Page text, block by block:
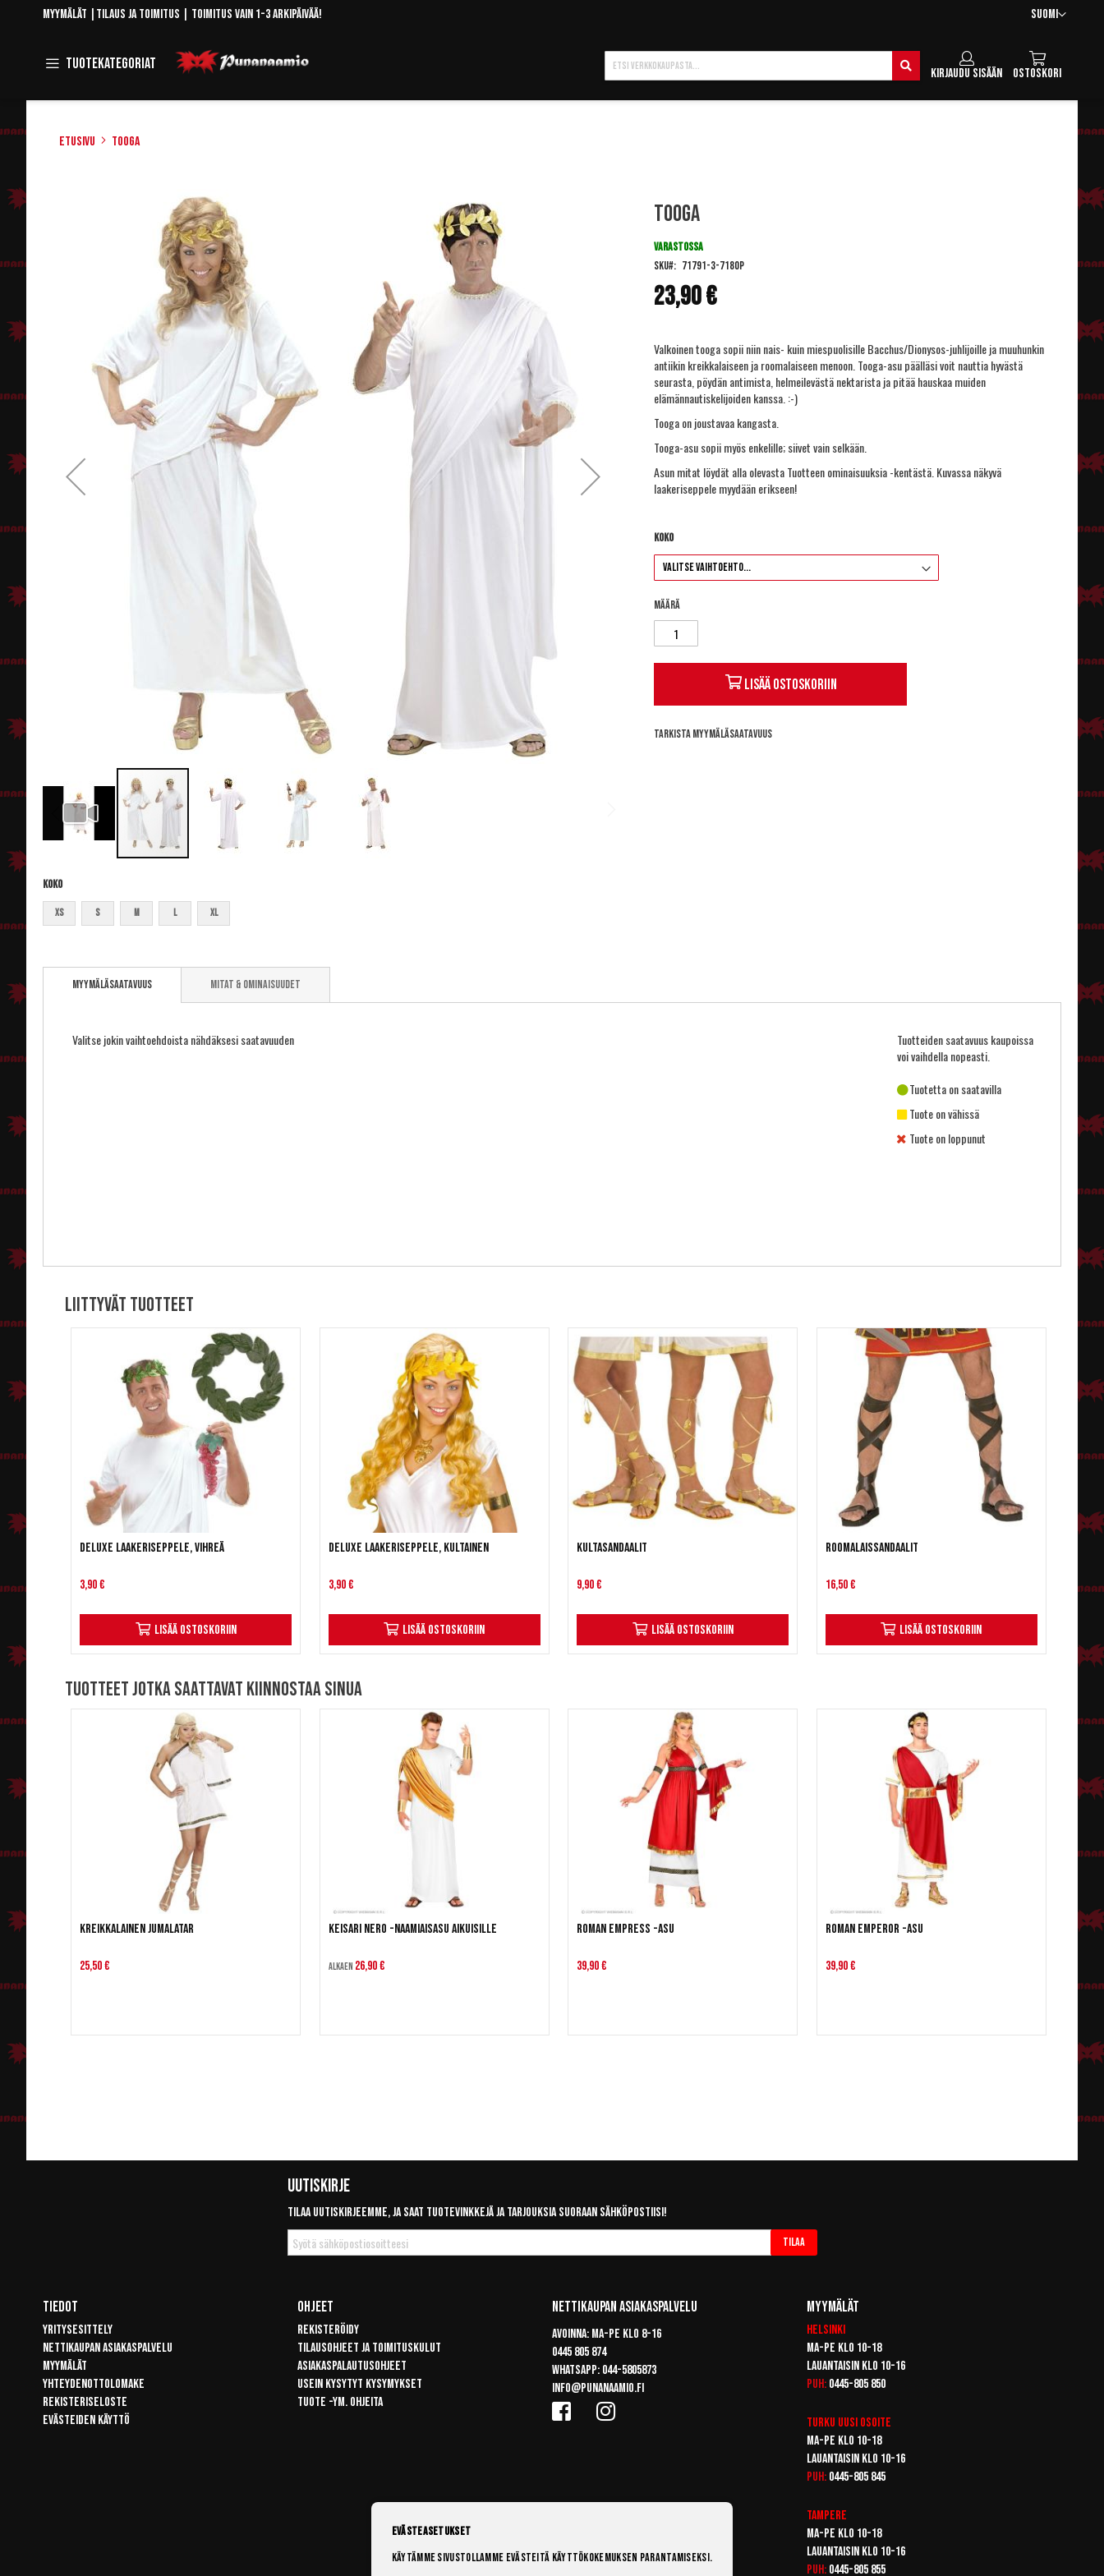
Skip
Kieli
Suomi
Myymälät Tilaus ja toimitus | Toimitus vain 1-3 arkipäivää!
Tuotekategoriat Toggle
Navigation
Ostoskori
Kirjaudu sisään
Hae
Etusivu Tooga
Koko
XS S M L XL
to
Tooga
23,90 €
VARASTOSSA
SKU
71791-3-7180P
Valkoinen tooga sopii niin nais- kuin miespuolisille Bacchus/Dionysos-juhlijoille ja muuhunkin
antiikin kreikkalaiseen ja roomalaiseen menoon. Tooga-asu päälläsi voit nauttia hyvästä
seurasta, pöydän antimista, helmeilevästä nektarista ja pitää hauskaa muiden
elämännautiskelijoiden kanssa. :-)
Tooga on joustavaa kangasta.
Tooga-asu sopii myös enkelille; siivet vain selkään.
Asun mitat löydät alla olevasta Tuotteen ominaisuuksia -kentästä. Kuvassa näkyvä
laakeriseppele myydään erikseen!
Koko
Määrä
Lisää ostoskoriin
Tarkista myymäläsaatavuus
Myymäläsaatavuus
Tuotteiden saatavuus kaupoissa
voi vaihdella nopeasti.
Tuotetta on saatavilla
Tuote on vähissä
Tuote on loppunut
Valitse jokin vaihtoehdoista nähdäksesi saatavuuden
Mitat & ominaisuudet
Liittyvät tuotteet
Deluxe Laakeriseppele, vihreä
3,90 €
Lisää ostoskoriin
Deluxe Laakeriseppele, kultainen
3,90 €
Lisää ostoskoriin
Kultasandaalit
9,90 €
Lisää ostoskoriin
Roomalaissandaalit
16,50 €
Lisää ostoskoriin
Tuotteet jotka saattavat kiinnostaa sinua
Kreikkalainen jumalatar
25,50 €
Keisari Nero -naamiaisasu aikuisille
Alkaen 26,90 €
Roman Empress -asu
39,90 €
Roman Emperor -asu
39,90 €
Uutiskirje
Tilaa uutiskirjeemme, ja saat tuotevinkkejä ja tarjouksia suoraan sähköpostiisi!
Tilaa
uutiskirje
Tilaa
Tiedot
Yritysesittely
Nettikaupan asiakaspalvelu
Myymälät
Yhteydenottolomake
Rekisteriseloste
Evästeiden käyttö
Ohjeet
Rekisteröidy
Tilausohjeet ja toimituskulut
Asiakaspalautusohjeet
Usein kysytyt kysymykset
Tuote -ym. ohjeita
Nettikaupan Asiakaspalvelu
Avoinna: Ma-pe klo 8-16
0445 805 874
Whatsapp: 044-5805873
info@punanaamio.fi
Myymälät
Helsinki
Ma-pe klo 10-18
Lauantaisin klo 10-16
Puh: 0445-805 850
Turku Uusi osoite
Ma-pe klo 10-18
Lauantaisin klo 10-16
Puh: 0445-805 845
Tampere
Ma-pe klo 10-18
Lauantaisin klo 10-16
Puh: 0445-805 855
Evästeasetukset
Käytämme sivustollamme evästeitä käyttökokemuksen parantamiseksi.